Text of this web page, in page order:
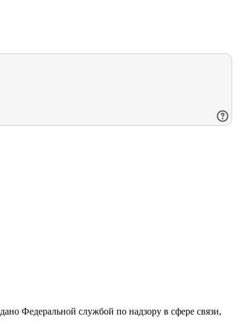
Федеральной службой по надзору в сфере связи,